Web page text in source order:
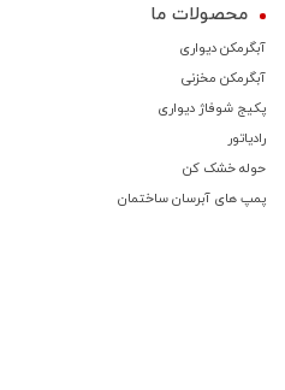
محصولات ما
آبگرمکن دیواری
آبگرمکن مخزنی
پکیج شوفاژ دیواری
رادیاتور
حوله خشک کن
پمپ های آبرسان ساختمان